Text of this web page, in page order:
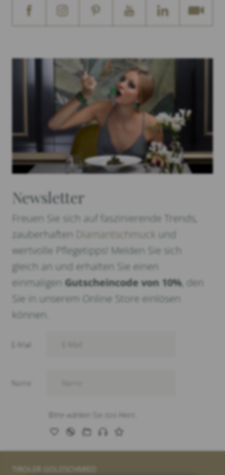
Newsletter
Freuen Sie sich auf faszinierende Trends,
zauberhaften
Diamantschmuck
und
wertvolle Pflegetipps! Melden Sie sich
gleich an und erhalten Sie einen
einmaligen Gutscheincode von 10%, den
Sie in unserem Online Store einlösen
können.
TIROLER GOLDSCHMIED